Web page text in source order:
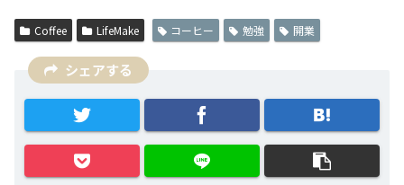
Coffee LifeMake コーヒー 勉強 開業
シェアする